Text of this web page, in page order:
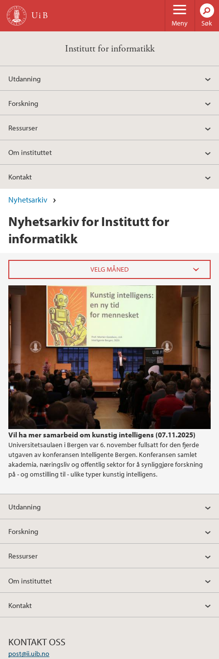
Hopp til hovedinnhold
Meny Søk
Institutt for informatikk
Utdanning
Forskning
Ressurser
Om instituttet
Kontakt
Nyhetsarkiv
Nyhetsarkiv for Institutt for
informatikk
Vil ha mer samarbeid om kunstig intelligens (07.11.2025)
Universitetsaulaen i Bergen var 6. november fullsatt for den fjerde
utgaven av konferansen Intelligente Bergen. Konferansen samlet
akademia, næringsliv og offentlig sektor for å synliggjøre forskning
på - og omstilling til - ulike typer kunstig intelligens.
2026
juni (1)
mars (1)
januar (1)
2025
2024
2023
2022
2021
Utdanning
Forskning
Ressurser
Om instituttet
Kontakt
KONTAKT OSS
post@ii.uib.no